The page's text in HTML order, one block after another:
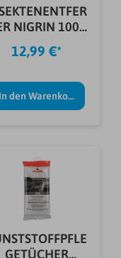
NIGRIN 1000
ML TRIGGER
12,99 €*
In den Warenkorb
GETÜCHER